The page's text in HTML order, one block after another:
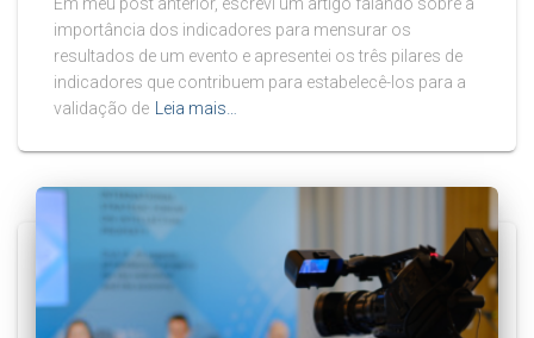
importância dos indicadores para mensurar os
resultados de um evento e apresentei os três pilares de
indicadores que contribuem para estabelecê-los para a
validação de
Leia mais…